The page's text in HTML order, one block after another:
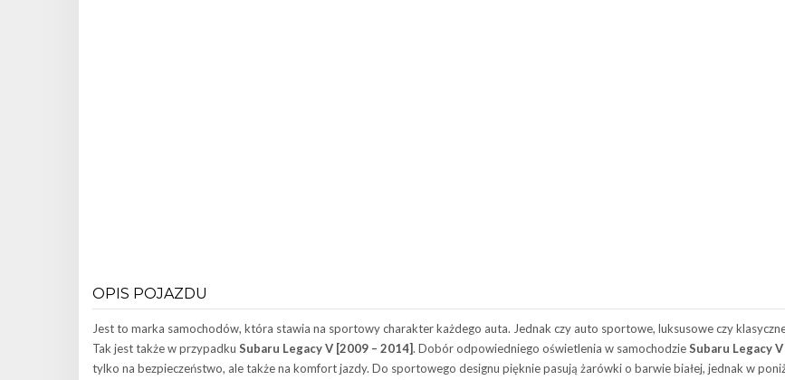
OPIS POJAZDU
Jest to marka samochodów, która stawia na sportowy charakter każdego auta. Jednak czy auto sportowe, luksusowe czy
Tak jest także w przypadku Subaru Legacy V [2009 – 2014]. Dobór odpowiedniego oświetlenia w samochodzieSubaru Legacy
tylko na bezpieczeństwo, ale także na komfort jazdy. Do sportowego designu pięknie pasują żarówki o barwie białej, jednak w